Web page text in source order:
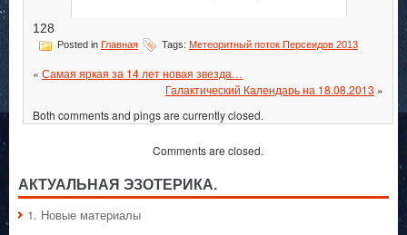
128
Posted in Главная Tags: Метеоритный поток Персеидов 2013
« Самая яркая за 14 лет новая звезда…
Галактический Календарь на 18.08.2013 »
Both comments and pings are currently closed.
Comments are closed.
АКТУАЛЬНАЯ ЭЗОТЕРИКА.
1. Hовые материалы